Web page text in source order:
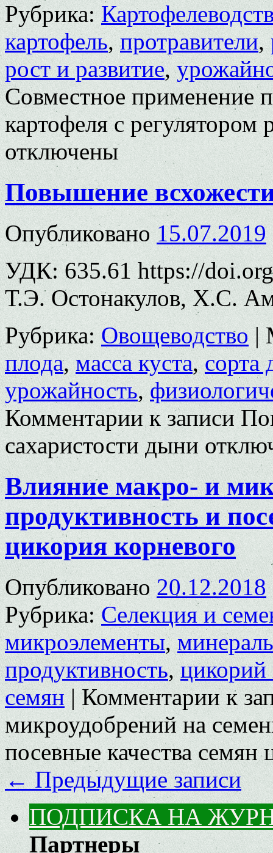
Рубрика:
картофель,протравители,
рост и развитие,
Совместное применение
картофеля с
отключены
Повышение
Опубликовано 15.07.2019
УДК: 635.61 https://
Т.Э. Остонакулов, Х.С.
Рубрика: Овощеводство |
плода,масса куста,сорта
урожайность,
Комментариик записи
сахаристости дыни
Влияние макро- и
продуктивность и
цикория корневого
Опубликовано 20.12.2018
Рубрика: Селекция и
микроэлементы,
продуктивность,цикорий
семян | Комментариик
микроудобрений на
посевные качества семян
←Предыдущие записи
ПОДПИСКА НА
Партнеры